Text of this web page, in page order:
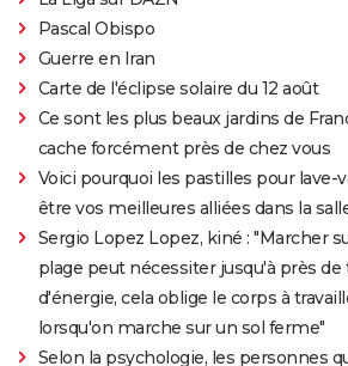
Pascal Obispo
Guerre en Iran
Carte de l'éclipse solaire du 12 août
Ce sont les plus beaux jardins de
cache forcément près de chez vous
Voici pourquoi les pastilles pour lave-
être vos meilleures alliées dans la
Sergio Lopez Lopez, kiné : "Marcher
plage peut nécessiter jusqu'à près de
d'énergie, cela oblige le corps à
lorsqu'on marche sur un sol ferme"
Selon la psychologie, les personnes